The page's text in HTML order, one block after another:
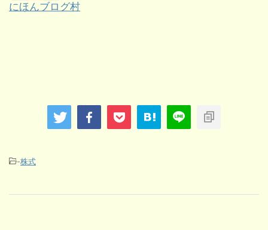
にほんブログ村
-株式